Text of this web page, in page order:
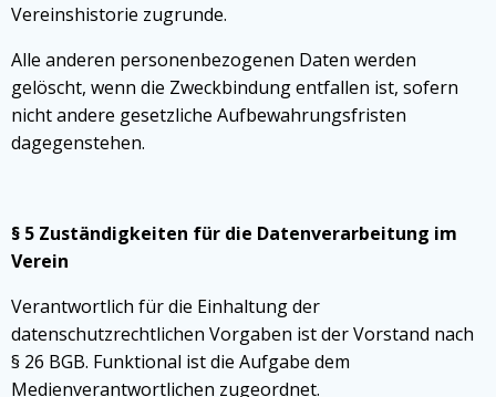
Vereinshistorie zugrunde.
Alle anderen personenbezogenen Daten werden
gelöscht, wenn die Zweckbindung entfallen ist, sofern
nicht andere gesetzliche Aufbewahrungsfristen
dagegenstehen.
§ 5 Zuständigkeiten für die Datenverarbeitung im
Verein
Verantwortlich für die Einhaltung der
datenschutzrechtlichen Vorgaben ist der Vorstand nach
§ 26 BGB. Funktional ist die Aufgabe dem
Medienverantwortlichen zugeordnet.